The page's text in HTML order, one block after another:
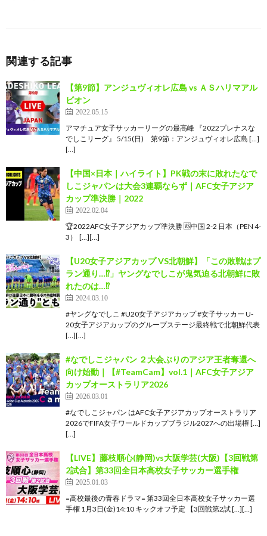
関連する記事
【第9節】アンジュヴィオレ広島 vs ＡＳハリマアル
ビオン
2022.05.15
アマチュア女子サッカーリーグの最高峰 『2022プレナスな
でしこリーグ』 5/15(日) 第9節：アンジュヴィオレ広島 […]
[…]
【中国×日本｜ハイライト】PK戦の末に敗れたなで
しこジャパンは大会3連覇ならず｜AFC女子アジア
カップ準決勝｜2022
2022.02.04
🏆2022AFC女子アジアカップ準決勝 🆚中国 2-2 日本（PEN 4-
3）  […][…]
【U20女子アジアカップ VS北朝鮮】「この敗戦はプ
ラン通り…⁉︎」ヤングなでしこが鬼気迫る北朝鮮に敗
れたのは…⁉︎
2024.03.10
#ヤングなでしこ #U20女子アジアカップ #女子サッカー U-
20女子アジアカップのグループステージ最終戦で北朝鮮代表
[…][…]
#なでしこジャパン ２大会ぶりのアジア王者奪還へ
向け始動｜【#TeamCam】vol.1｜AFC女子アジア
カップオーストラリア2026
2026.03.01
#なでしこジャパン はAFC女子アジアカップオーストラリア
2026でFIFA女子ワールドカップブラジル2027への出場権 […]
[…]
【LIVE】藤枝順心(静岡)vs大阪学芸(大阪)【3回戦第
2試合】第33回全日本高校女子サッカー選手権
2025.01.03
=高校最後の青春ドラマ= 第33回全日本高校女子サッカー選
手権 1月3日(金)14:10 キックオフ予定 【3回戦第2試 […][…]